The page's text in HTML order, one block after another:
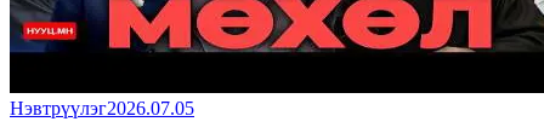
Нэвтрүүлэг2026.07.05